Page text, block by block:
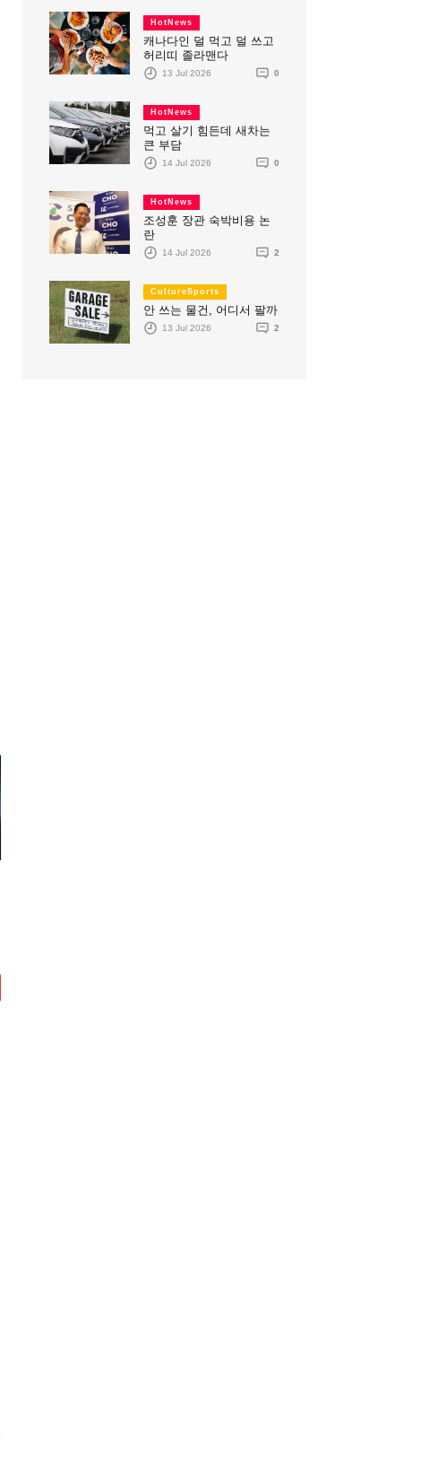
HotNews
캐나다인 덜 먹고 덜 쓰고
허리띠 졸라맨다
13 Jul 2026 0
HotNews
먹고 살기 힘든데 새차는
큰 부담
14 Jul 2026 0
HotNews
조성훈 장관 숙박비용 논
란
14 Jul 2026 2
CultureSports
안 쓰는 물건, 어디서 팔까
13 Jul 2026 2